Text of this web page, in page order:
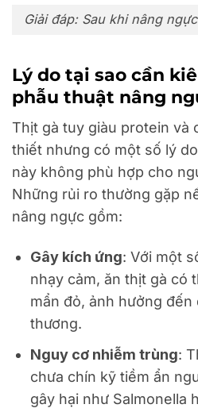
Giải đáp: Sau khi nâng
Lý do tại sao cần
phẫu thuật nâng
Thịt gà tuy giàu protein và
thiết nhưng có một số lý
này không phù hợp cho
Những rủi ro thường gặp
nâng ngực gồm:
Gây kích ứng: Với một
nhạy cảm, ăn thịt gà có
mẩn đỏ, ảnh hưởng đến
thương.
Nguy cơ nhiễm trùng:
chưa chín kỹ tiềm ẩn
gây hại như Salmonella